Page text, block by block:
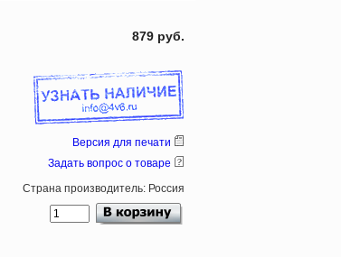
879 руб.
Версия для печати
Задать вопрос о товаре
Страна производитель: Россия